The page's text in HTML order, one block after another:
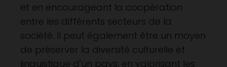
et en encourageant la coopération
entre les différents secteurs de la
société. Il peut également être un moyen
de préserver la diversité culturelle et
linguistique d'un pays, en valorisant les